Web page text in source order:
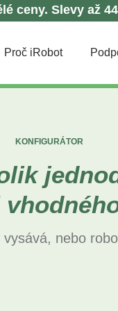
ceny. Slevy až
Proč iRobot
KONFIGURÁTOR
nebo